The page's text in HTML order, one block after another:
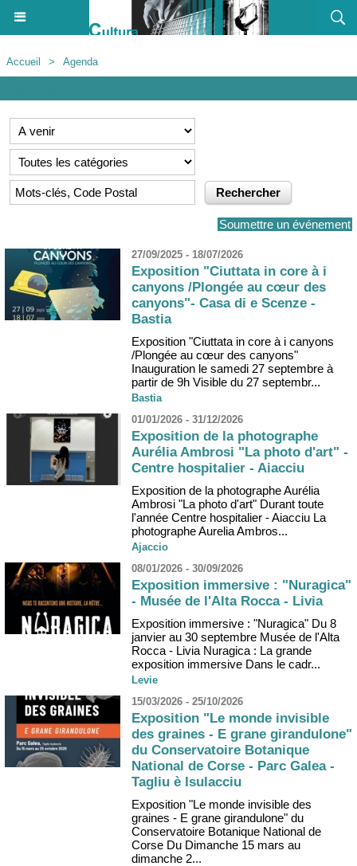
Accueil > Agenda
Soumettre un événement
27/09/2025 - 18/07/2026
Exposition "Ciuttata in core à i
canyons /Plongée au cœur des
canyons"- Casa di e Scenze -
Bastia
Exposition "Ciuttata in core à i canyons
/Plongée au cœur des canyons"
Inauguration le samedi 27 septembre à
partir de 9h Visible du 27 septembr...
Bastia
01/01/2026 - 31/12/2026
Exposition de la photographe
Aurélia Ambrosi "La photo d'art" -
Centre hospitalier - Aiacciu
Exposition de la photographe Aurélia
Ambrosi "La photo d'art" Durant toute
l'année Centre hospitalier - Aiacciu La
photographe Aurelia Ambros...
Ajaccio
08/01/2026 - 30/09/2026
Exposition immersive : "Nuragica"
- Musée de l'Alta Rocca - Livia
Exposition immersive : "Nuragica" Du 8
janvier au 30 septembre Musée de l'Alta
Rocca - Livia Nuragica : La grande
exposition immersive Dans le cadr...
Levie
15/03/2026 - 25/10/2026
Exposition "Le monde invisible
des graines - E grane girandulone"
du Conservatoire Botanique
National de Corse - Parc Galea -
Tagliu è Isulacciu
Exposition "Le monde invisible des
graines - E grane girandulone" du
Conservatoire Botanique National de
Corse Du Dimanche 15 mars au
dimanche 2...